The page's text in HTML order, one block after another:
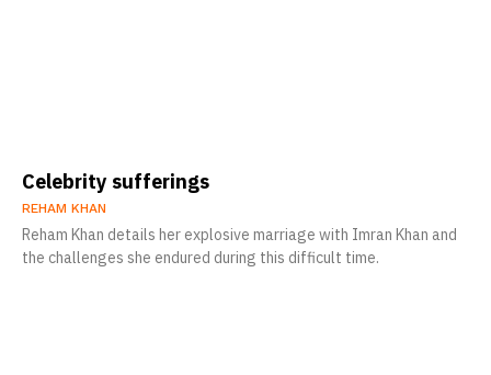
Celebrity sufferings
REHAM KHAN
Reham Khan details her explosive marriage with Imran Khan and
the challenges she endured during this difficult time.